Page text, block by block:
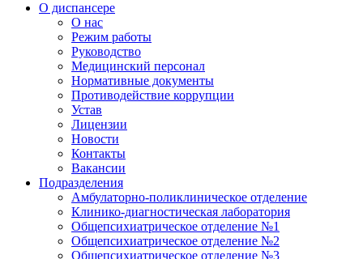
О диспансере
О нас
Режим работы
Руководство
Медицинский персонал
Нормативные документы
Противодействие коррупции
Устав
Лицензии
Новости
Контакты
Вакансии
Подразделения
Амбулаторно-поликлиническое отделение
Клинико-диагностическая лаборатория
Общепсихиатрическое отделение №1
Общепсихиатрическое отделение №2
Общепсихиатрическое отделение №3